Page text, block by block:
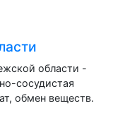
области -
сосудистая
обмен веществ.